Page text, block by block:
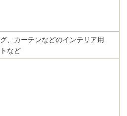
、カーテンなどのインテリア用
など